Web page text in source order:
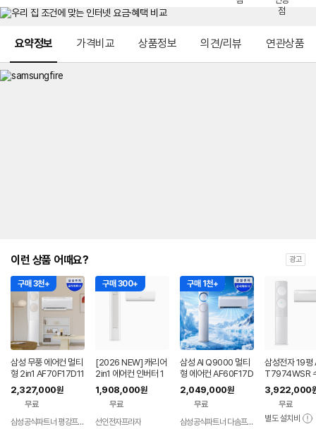
생
는
치
비
요약정보 가격비교 상품정보 의견/리뷰 연관상품
이런 상품 어때요? 광고
구매 3천+
삼성 무풍 에어컨 멀티
형 2in1 AF70F17D11
BRS 일반배관 전국,
기본설치비포함
2,327,000원
무료
삼성공식파트너 평강프라자
구매 300+
[2026 NEW] 캐리어
2in1 에어컨 인버터 1
등급 멀티형 wifi 17평
+6평 투인원 전국 설
치비포함
1,908,000원
무료
선인전자프라자
구매 1천+
삼성 AI Q9000 멀티
형 에어컨 AF60F17D
11BRS 전국기본설치
포함
2,049,000원
무료
삼성공식파트너 다솜프라자
삼성전자 19평
T7974WSR
기본설치 포함
에어컨
3,922,000
무료
별도 설치비